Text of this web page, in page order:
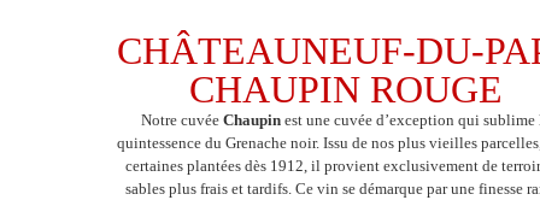
CHÂTEAUNEUF-DU-
CHAUPIN ROUGE
Notre cuvéeChaupin est une cuvée d’exception qui sublime
quintessence du Grenache noir. Issu de nos plus vieilles
certaines plantées dès 1912, il provient exclusivement de
sables plus frais et tardifs. Ce vin se démarque par une finesse